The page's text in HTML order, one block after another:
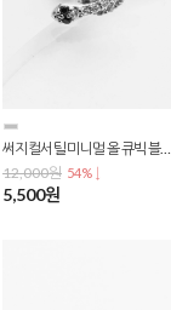
써지컬서틸 미니멀 올 큐빅 블랙 아이즈 스네이크 뱀 피어싱 P-0728
12,000원 54% ↓
5,500원